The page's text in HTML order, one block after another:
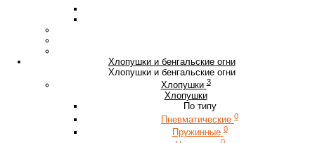
Хлопушки и бенгальские огни
Хлопушки и бенгальские огни
Хлопушки 3
Хлопушки
По типу
Пневматические 0
Пружинные 0